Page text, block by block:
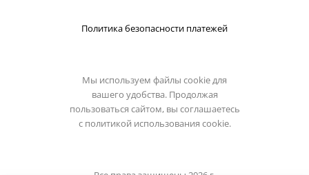
Политика безопасности платежей
Мы используем файлы cookie для
вашего удобства. Продолжая
пользоваться сайтом, вы соглашаетесь
с политикой использования cookie.